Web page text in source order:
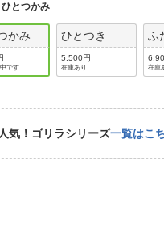
ひとつかみ
かみ
です
ひとつき
5,500円
在庫あり
ふ
在庫
気！ゴリラシリーズ一覧はこ